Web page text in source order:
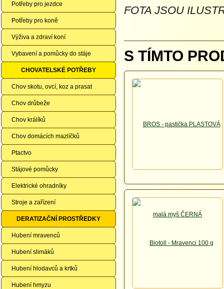
Potřeby pro jezdce
Potřeby pro koně
Výživa a zdraví koní
Vybavení a pomůcky do stáje
CHOVATELSKÉ POTŘEBY
Chov skotu, ovcí, koz a prasat
Chov drůbeže
Chov králíků
Chov domácích mazlíčků
Ptactvo
Stájové pomůcky
Elektrické ohradníky
Stroje a zařízení
DERATIZAČNÍ PROSTŘEDKY
Hubení mravenců
Hubení slimáků
Hubení hlodavců a krtků
Hubení hmyzu
FOTA JSOU
S TÍMTO